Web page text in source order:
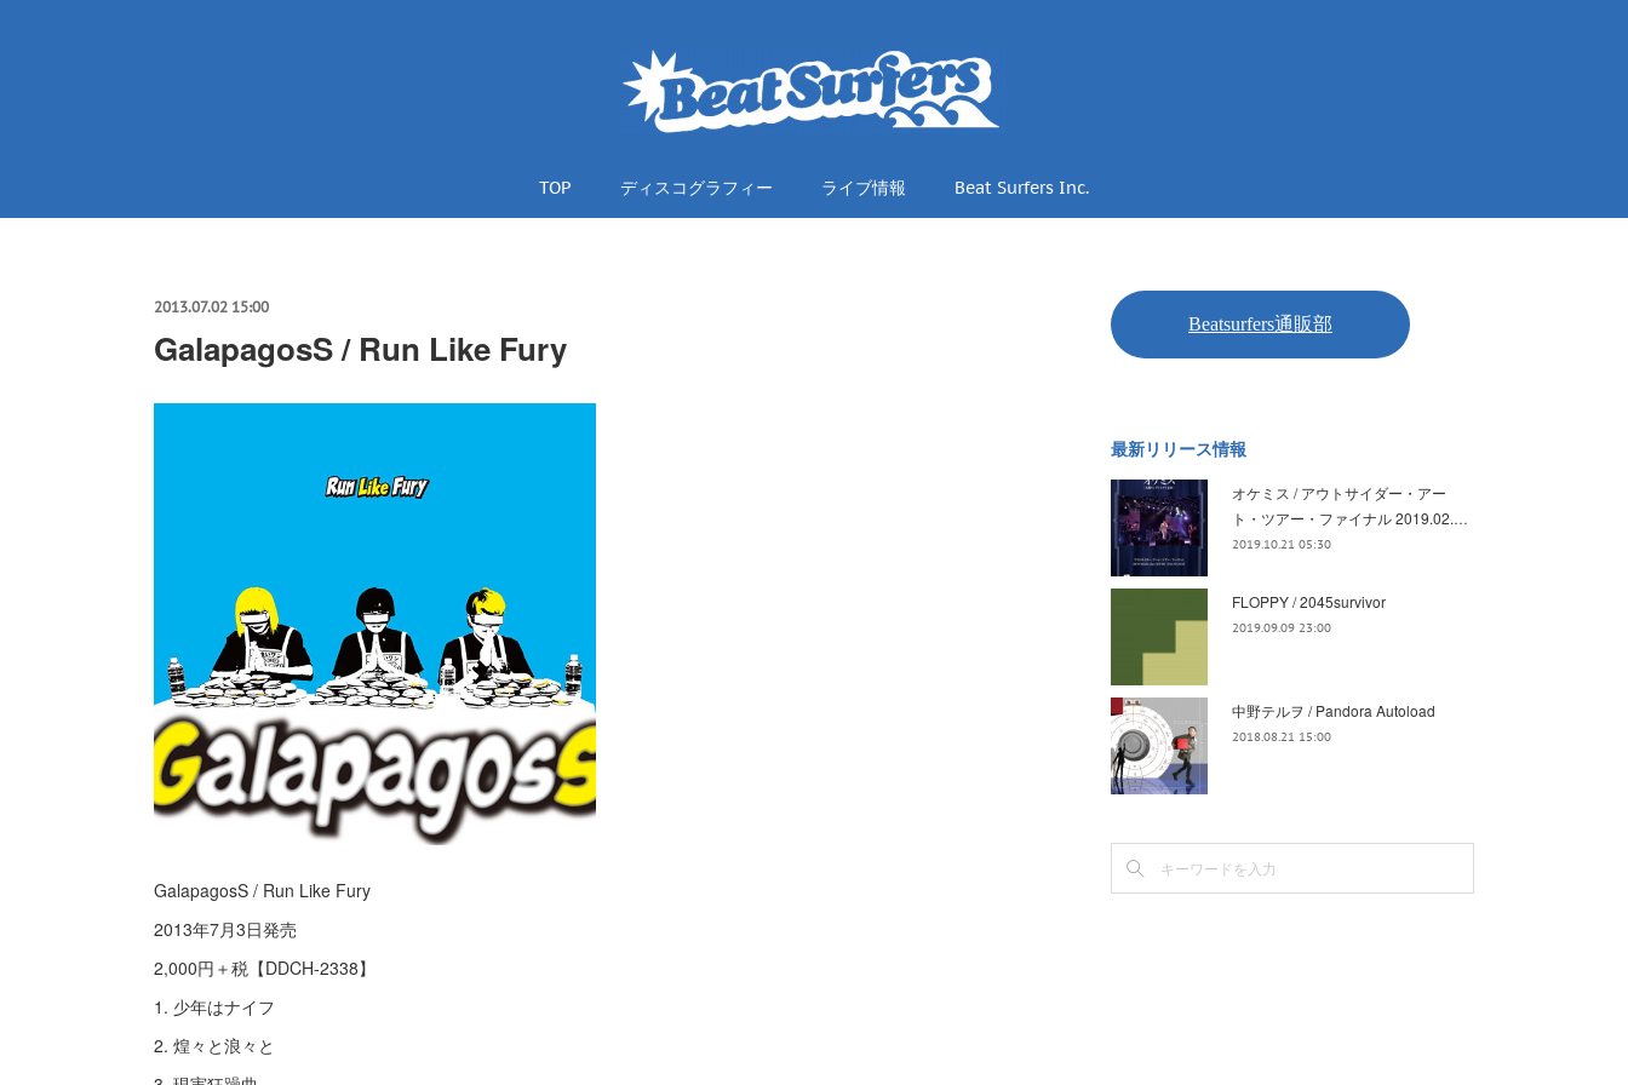
TOP ディスコグラフィー ライブ情報 Beat Surfers Inc.
2013.07.02 15:00
GalapagosS / Run Like Fury
GalapagosS / Run Like Fury
2013年7月3日発売
2,000円＋税【DDCH-2338】
1. 少年はナイフ
2. 煌々と浪々と
最新リリース情報
オケミス / アウトサイダー・アー
ト・ツアー・ファイナル 2019.02.…
2019.10.21 05:30
FLOPPY / 2045survivor
2019.09.09 23:00
中野テルヲ / Pandora Autoload
2018.08.21 15:00